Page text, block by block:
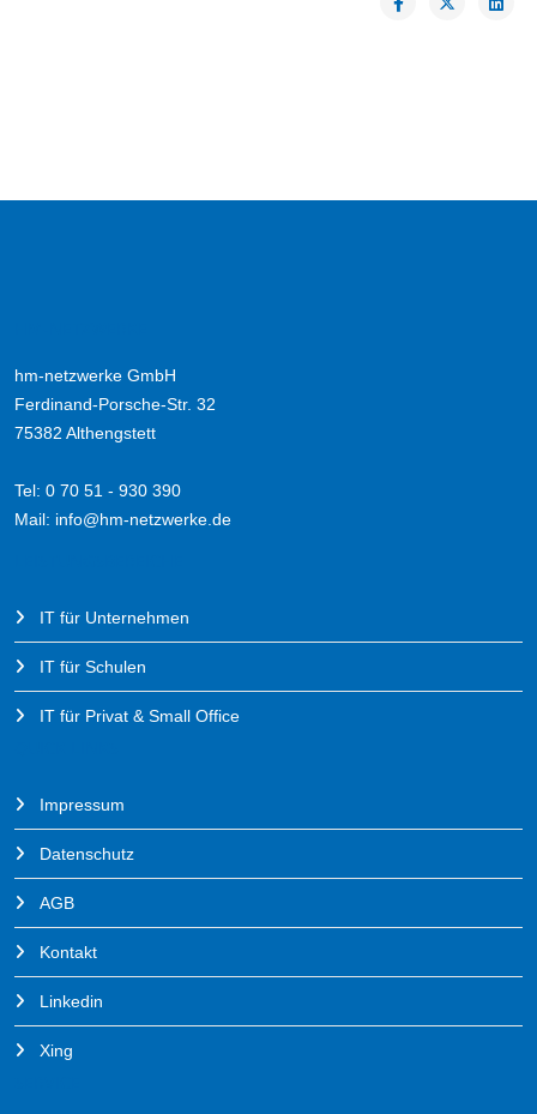
hm-netzwerke GmbH
Ferdinand-Porsche-Str. 32
75382 Althengstett
Tel: 0 70 51 - 930 390
Mail: info@hm-netzwerke.de
IT für Unternehmen
IT für Schulen
IT für Privat & Small Office
Impressum
Datenschutz
AGB
Kontakt
Linkedin
Xing